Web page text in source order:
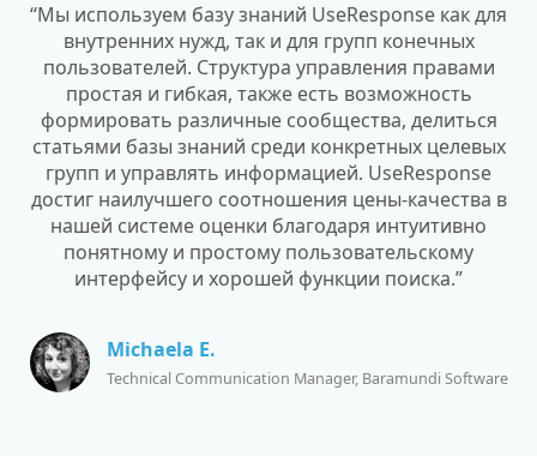
“Мы используем базу знаний UseResponse как для
внутренних нужд, так и для групп конечных
пользователей. Структура управления правами
простая и гибкая, также есть возможность
формировать различные сообщества, делиться
статьями базы знаний среди конкретных целевых
групп и управлять информацией. UseResponse
достиг наилучшего соотношения цены-качества в
нашей системе оценки благодаря интуитивно
понятному и простому пользовательскому
интерфейсу и хорошей функции поиска.”
Michaela E.
Technical Communication Manager, Baramundi Software